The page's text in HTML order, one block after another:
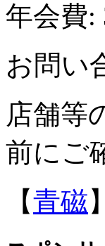
年会費:
お問い
店舗等
前にご
【青磁】